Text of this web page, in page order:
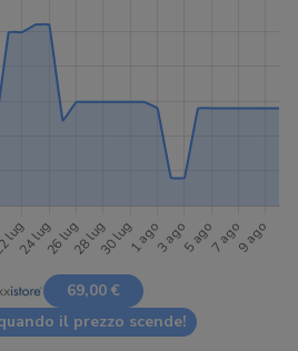
69,00 €
il prezzo scende!